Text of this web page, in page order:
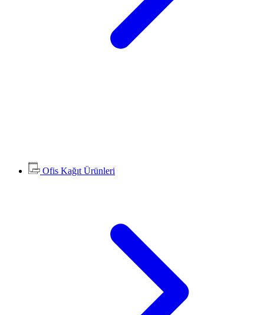
Ofis Kağıt Ürünleri